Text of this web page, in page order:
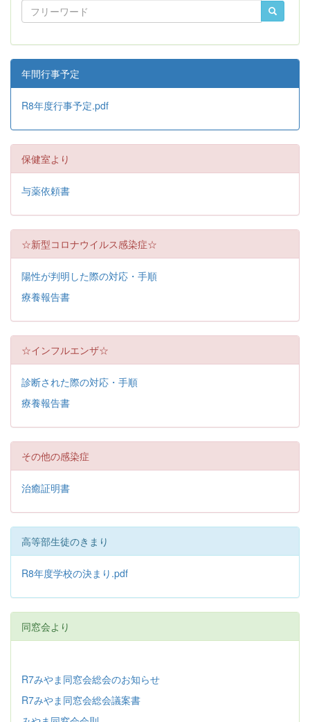
年間行事予定
R8年度行事予定.pdf
保健室より
与薬依頼書
☆新型コロナウイルス感染症☆
陽性が判明した際の対応・手順
療養報告書
☆インフルエンザ☆
診断された際の対応・手順
療養報告書
その他の感染症
治癒証明書
高等部生徒のきまり
R8年度学校の決まり.pdf
同窓会より
R7みやま同窓会総会のお知らせ
R7みやま同窓会総会議案書